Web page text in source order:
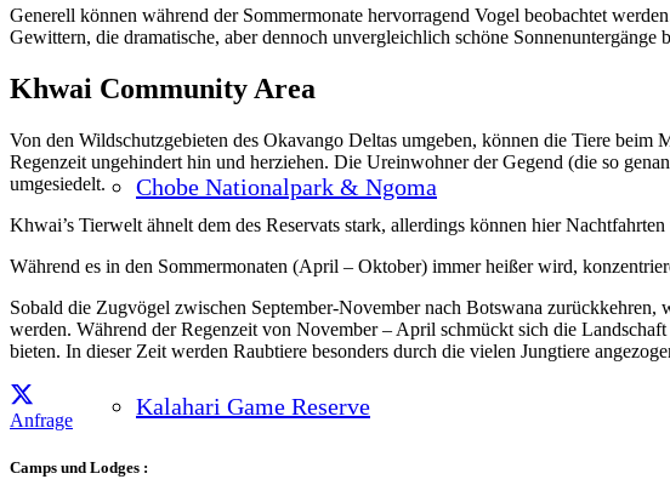
Chobe Nationalpark & Ngoma
Kalahari Game Reserve
Generell können während der Sommermonate hervorragend Vogel beobachtet
Gewittern, die dramatische, aber dennoch unvergleichlich schöne
Khwai Community Area
Von den Wildschutzgebieten des Okavango Deltas umgeben, können die Tiere
Regenzeit ungehindert hin und herziehen. Die Ureinwohner der Gegend (die so
umgesiedelt.
Khwai’s Tierwelt ähnelt dem des Reservats stark, allerdings können hier
Während es in den Sommermonaten (April – Oktober) immer heißer wird,
Sobald die Zugvögel zwischen September-November nach Botswana
werden. Während der Regenzeit von November – April schmückt sich die
bieten. In dieser Zeit werden Raubtiere besonders durch die vielen Jungtiere
Anfrage
Camps und Lodges :